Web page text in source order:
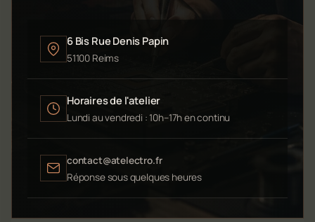
6 Bis Rue Denis Papin
51100 Reims
Horaires de l'atelier
Lundi au vendredi : 10h–17h en continu
contact@atelectro.fr
Réponse sous quelques heures